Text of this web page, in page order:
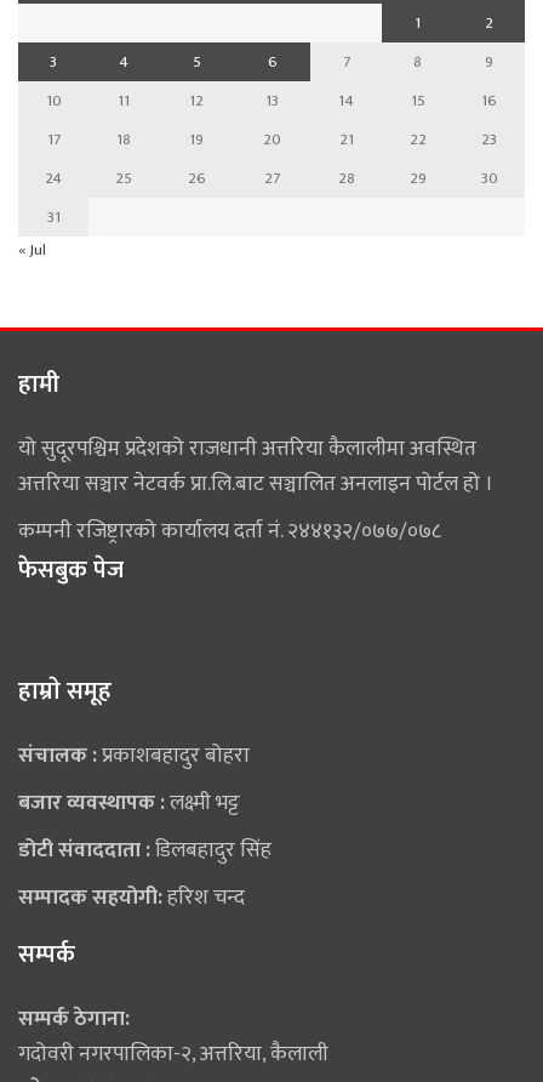
1
2
3
4 5 6 7 8
9
10
11 12 13 14 15
16
17
18 19 20 21 22
23
24
25 26 27 28 29
30
31
« Jul
हामी
यो सुदूरपश्चिम प्रदेशको राजधानी अत्तरिया कैलालीमा अवस्थित
अत्तरिया सञ्चार नेटवर्क प्रा.लि.बाट सञ्चालित अनलाइन पोर्टल हो ।
कम्पनी रजिष्ट्रारको कार्यालय दर्ता नं. २४४१३२/०७७/०७८
फेसबुक पेज
हाम्राे समूह
संचालक :प्रकाशबहादुर बोहरा
बजार व्यवस्थापक :लक्ष्मी भट्ट
डोटी संवाददाता :डिलबहादुर सिंह
सम्पादक सहयोगी:हरिश चन्द
सम्पर्क
सम्पर्क ठेगाना:
गदोवरी नगरपालिका-२, अत्तरिया, कैलाली